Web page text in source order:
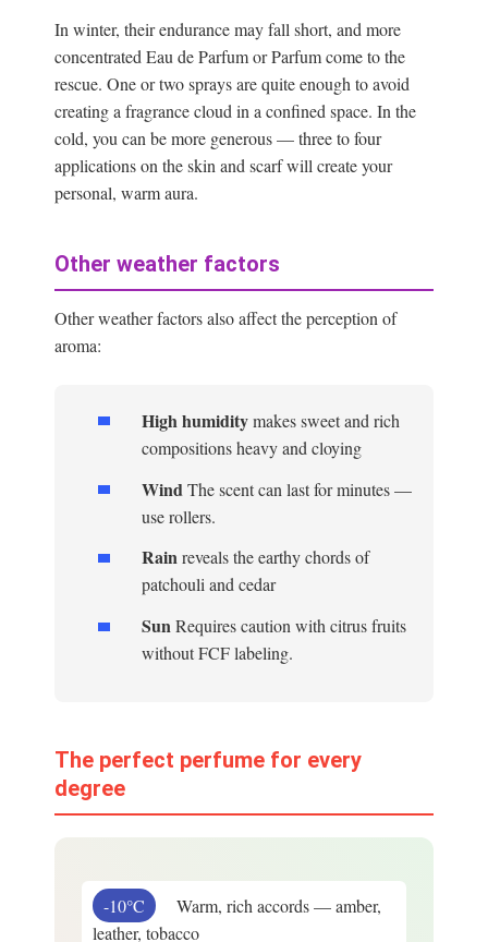
In winter, their endurance may fall short, and more
concentrated Eau de Parfum or Parfum come to the
rescue. One or two sprays are quite enough to avoid
creating a fragrance cloud in a confined space. In the
cold, you can be more generous — three to four
applications on the skin and scarf will create your
personal, warm aura.
Other weather factors
Other weather factors also affect the perception of
aroma:
High humiditymakes sweet and rich
compositions heavy and cloying
Wind The scent can last for minutes —
use rollers.
Rainreveals the earthy chords of
patchouli and cedar
SunRequires caution with citrus fruits
without FCF labeling.
The perfect perfume for every
degree
-10°C
Warm, rich accords — amber,
leather, tobacco